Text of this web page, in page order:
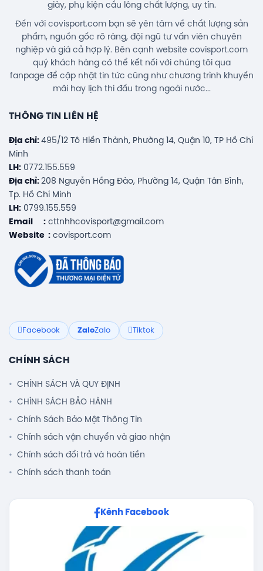
giày, phụ kiện cầu lông chất lượng, uy tín.
Đến với covisport.com bạn sẽ yên tâm về chất lượng sản
phẩm, nguồn gốc rõ ràng, đội ngũ tư vấn viên chuyên
nghiệp và giá cả hợp lý. Bên cạnh website covisport.com
quý khách hàng có thể kết nối với chúng tôi qua
fanpage để cập nhật tin tức cũng như chương trình khuyến
mãi hay lịch thi đấu trong ngoài nước...
THÔNG TIN LIÊN HỆ
Địa chỉ: 495/12 Tô Hiến Thành, Phường 14, Quận 10, TP Hồ Chí
Minh
LH: 0772.155.559
Địa chỉ: 208 Nguyễn Hồng Đào, Phường 14, Quận Tân Bình,
Tp. Hồ Chí Minh
LH: 0799.155.559
Email : cttnhhcovisport@gmail.com
Website : covisport.com
Facebook ZaloZalo Tiktok
CHÍNH SÁCH
CHÍNH SÁCH VÀ QUY ĐỊNH
CHÍNH SÁCH BẢO HÀNH
Chính Sách Bảo Mật Thông Tin
Chính sách vận chuyển và giao nhận
Chính sách đổi trả và hoàn tiền
Chính sách thanh toán
Kênh Facebook